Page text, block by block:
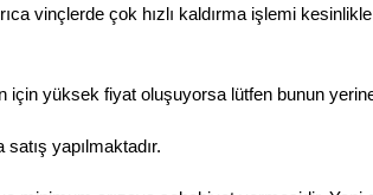
vinçlerde çok hızlı kaldırma işlemi
için yüksek fiyat oluşuyorsa lütfen bunun
yapılmaktadır.